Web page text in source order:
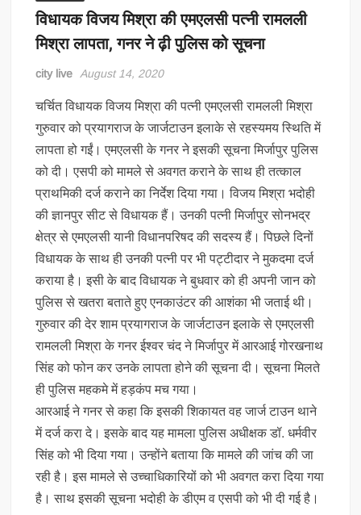
विधायक विजय मिश्रा की एमएलसी पत्नी रामलली
मिश्रा लापता, गनर ने ढ़ी पुलिस को सूचना
city live August 14, 2020
चर्चित विधायक विजय मिश्रा की पत्नी एमएलसी रामलली मिश्रा
गुरुवार को प्रयागराज के जार्जटाउन इलाके से रहस्यमय स्थिति में
लापता हो गईं। एमएलसी के गनर ने इसकी सूचना मिर्जापुर पुलिस
को दी। एसपी को मामले से अवगत कराने के साथ ही तत्काल
प्राथमिकी दर्ज कराने का निर्देश दिया गया। विजय मिश्रा भदोही
की ज्ञानपुर सीट से विधायक हैं। उनकी पत्नी मिर्जापुर सोनभद्र
क्षेत्र से एमएलसी यानी विधानपरिषद की सदस्य हैं। पिछले दिनों
विधायक के साथ ही उनकी पत्नी पर भी पट्टीदार ने मुकदमा दर्ज
कराया है। इसी के बाद विधायक ने बुधवार को ही अपनी जान को
पुलिस से खतरा बताते हुए एनकाउंटर की आशंका भी जताई थी।
गुरुवार की देर शाम प्रयागराज के जार्जटाउन इलाके से एमएलसी
रामलली मिश्रा के गनर ईश्वर चंद ने मिर्जापुर में आरआई गोरखनाथ
सिंह को फोन कर उनके लापता होने की सूचना दी। सूचना मिलते
ही पुलिस महकमे में हड़कंप मच गया।
आरआई ने गनर से कहा कि इसकी शिकायत वह जार्ज टाउन थाने
में दर्ज करा दे। इसके बाद यह मामला पुलिस अधीक्षक डॉ. धर्मवीर
सिंह को भी दिया गया। उन्होंने बताया कि मामले की जांच की जा
रही है। इस मामले से उच्चाधिकारियों को भी अवगत करा दिया गया
है। साथ इसकी सूचना भदोही के डीएम व एसपी को भी दी गई है।